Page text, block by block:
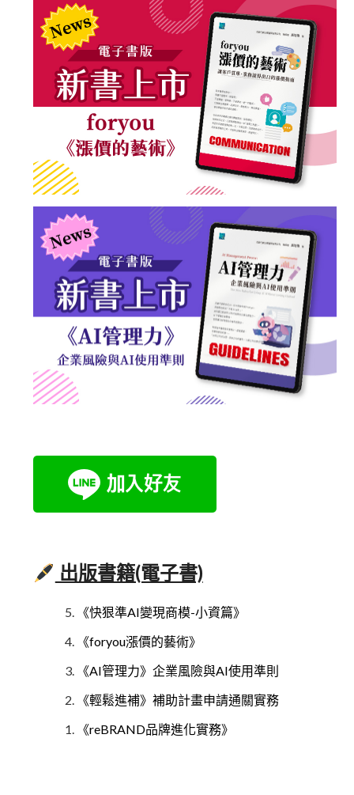
出版書籍(電子書)
《快狠準AI變現商模-小資篇》
《foryou漲價的藝術》
《AI管理力》企業風險與AI使用準則
《輕鬆進補》補助計畫申請通關實務
《reBRAND品牌進化實務》